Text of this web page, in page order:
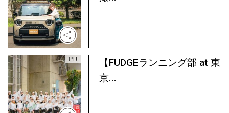
【FUDGEランニング部 at 東
京...